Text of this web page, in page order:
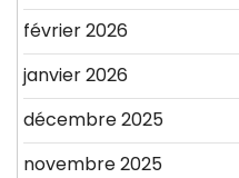
février 2026
janvier 2026
décembre 2025
novembre 2025